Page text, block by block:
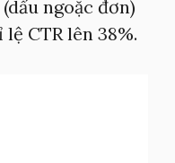
ngoặc đơn)
CTR lên 38%.